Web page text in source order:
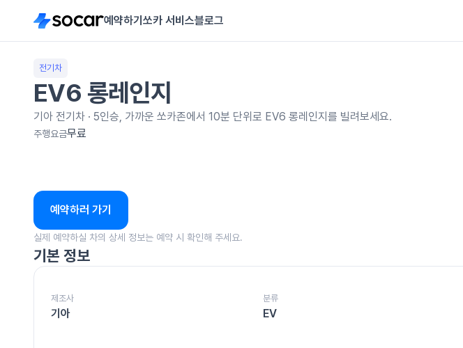
예약하기 쏘카 서비스블로그
전기차
EV6 롱레인지
기아 전기차 · 5인승, 가까운 쏘카존에서 10분 단위로 EV6 롱레인지를 빌려보세요.
주행요금무료
예약하러 가기
실제 예약하실 차의 상세 정보는 예약 시 확인해 주세요.
기본 정보
제조사
기아
분류
EV